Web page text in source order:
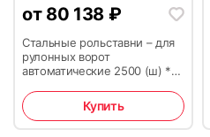
от 80 138 ₽
Стальные рольставни – для
рулонных ворот
автоматические 2500 (ш) *
Купить